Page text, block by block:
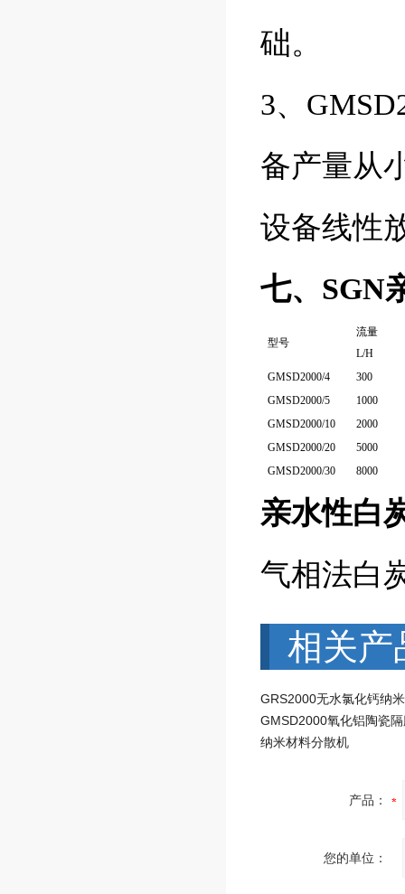
础。
3、
备产量从
设备线性
七、SGN
型号
流量
L/H
GMSD2000/4
300
GMSD2000/5
1000
GMSD2000/10
2000
GMSD2000/20
5000
GMSD2000/30
8000
亲水性白
气相法白
相关产
GRS2000无水氯化钙纳
纳米材料分散机
产品：
您的单位：